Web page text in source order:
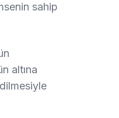
sahip
altına